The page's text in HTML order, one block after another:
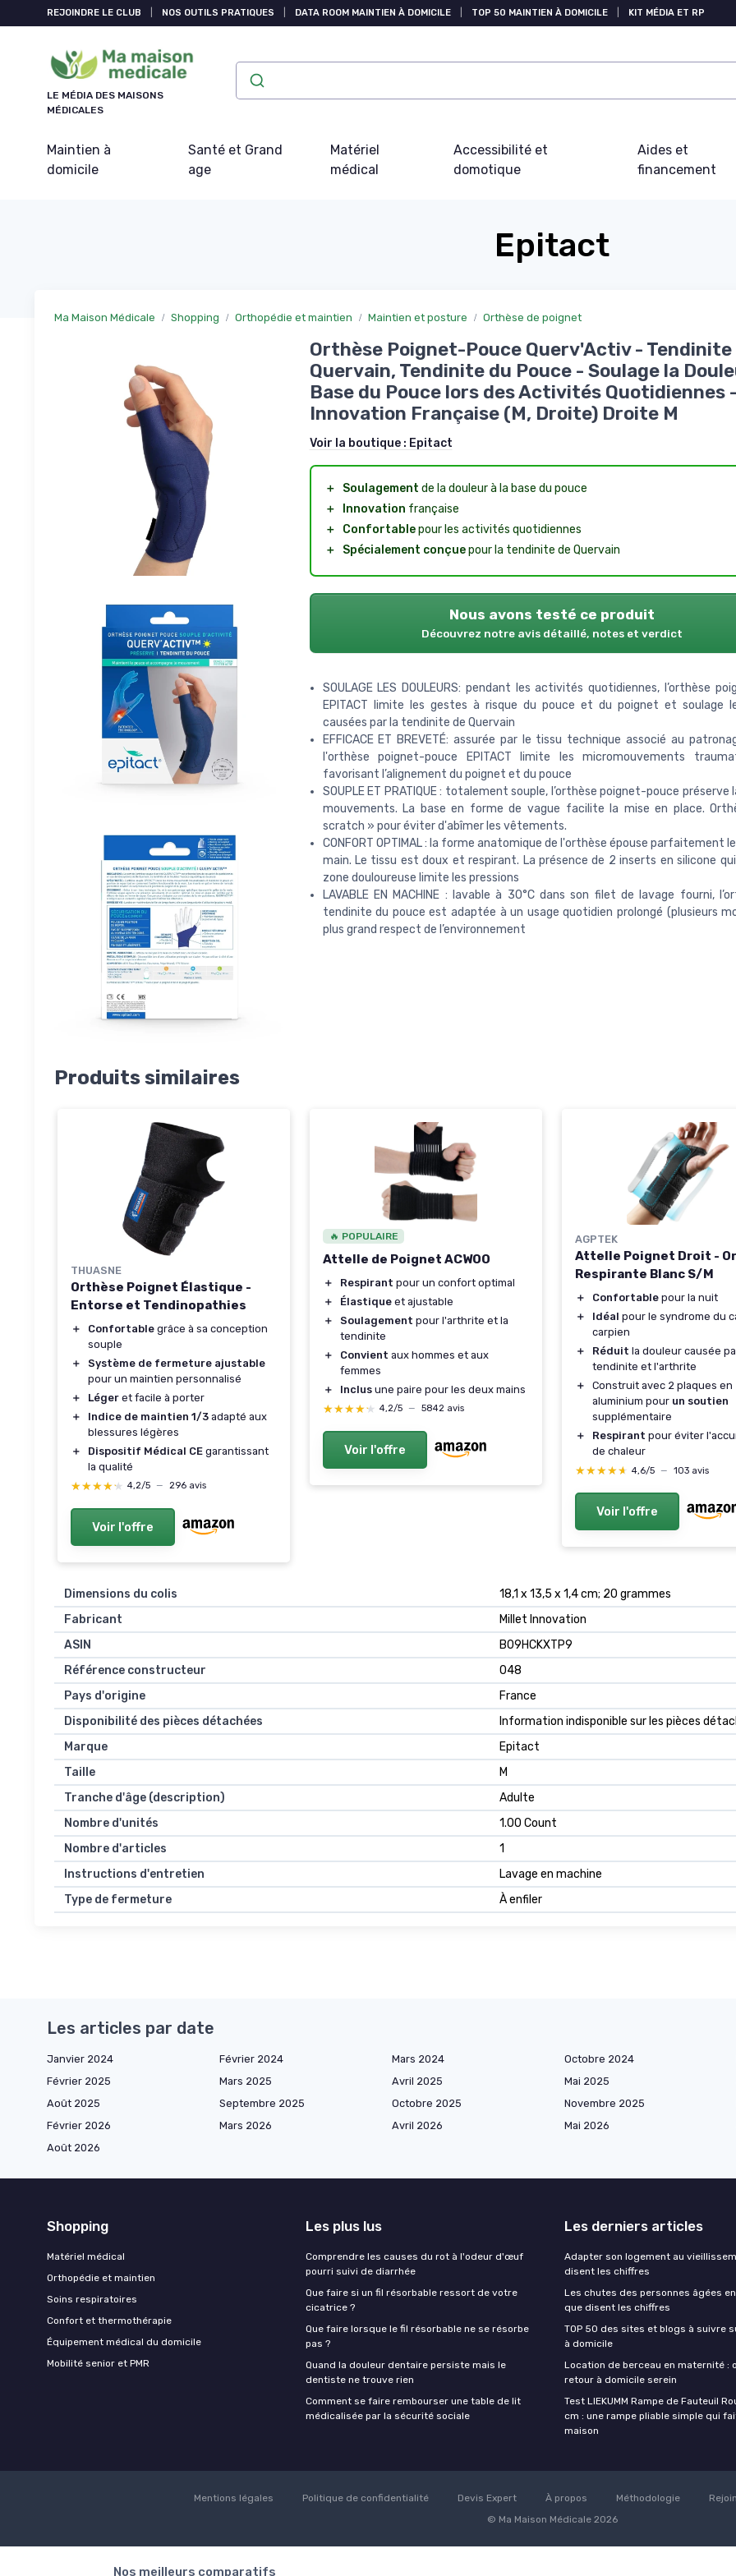
REJOINDRE LE CLUB NOS OUTILS PRATIQUES DATA ROOM MAINTIEN À DOMICILE TOP 50 MAINTIEN À DOMICILE KIT MÉDIA ET RP
LE MÉDIA DES MAISONS
MÉDICALES
Maintien à
domicile
Santé et Grand
age
Matériel
médical
Accessibilité et
domotique
Aides et
financement
Epitact
Ma Maison Médicale Shopping Orthopédie et maintien Maintien et posture Orthèse de poignet
Orthèse Poignet-Pouce Querv'Activ - Tendinite
Quervain, Tendinite du Pouce - Soulage la
Base du Pouce lors des Activités Quotidiennes -
Innovation Française (M, Droite) Droite M
Voir la boutique : Epitact
＋ Soulagement de la douleur à la base du pouce
＋
Innovation française
＋
Confortablepour les activités quotidiennes
＋
Spécialement conçuepour la tendinite de Quervain
Nous avons testé ce produit
Découvrez notre avis détaillé, notes et verdict
SOULAGE LES DOULEURS: pendant les activités quotidiennes, l’orthèse
EPITACT limite les gestes à risque du pouce et du poignet et soulage
causées par la tendinite de Quervain
EFFICACE ET BREVETÉ: assurée par le tissu technique associé au
l'orthèse poignet-pouce EPITACT limite les micromouvements
favorisant l’alignement du poignet et du pouce
SOUPLE ET PRATIQUE : totalement souple, l’orthèse poignet-pouce préserve
mouvements. La base en forme de vague facilite la mise en place.
scratch » pour éviter d'abîmer les vêtements.
CONFORT OPTIMAL : la forme anatomique de l'orthèse épouse parfaitement
main. Le tissu est doux et respirant. La présence de 2 inserts en silicone
zone douloureuse limite les pressions
LAVABLE EN MACHINE : lavable à 30°C dans son filet de lavage fourni,
tendinite du pouce est adaptée à un usage quotidien prolongé (plusieurs
plus grand respect de l’environnement
Produits similaires
THUASNE
Orthèse Poignet Élastique -
Entorse et Tendinopathies
＋ Confortable grâce à sa conception
souple
＋
Système de fermeture ajustable
pour un maintien personnalisé
＋
Léger et facile à porter
＋
Indice de maintien 1/3 adapté aux
blessures légères
＋
Dispositif Médical CE garantissant
la qualité
★★★★★
★★★★★ 4,2/5 — 296 avis
Voir l'offre
🔥 POPULAIRE
Attelle de Poignet ACWOO
＋ Respirant pour un confort optimal
＋
Élastique et ajustable
＋
Soulagement pour l'arthrite et la
tendinite
＋
Convient aux hommes et aux
femmes
＋
Inclus une paire pour les deux mains
★★★★★
★★★★★ 4,2/5 — 5842 avis
Voir l'offre
AGPTEK
Attelle Poignet Droit -
Respirante Blanc S/M
＋ Confortable pour la nuit
＋
Idéal pour le syndrome du
carpien
＋
Réduit la douleur causée
tendinite et l'arthrite
＋
Construit avec 2 plaques en
aluminium pour un soutien
supplémentaire
＋
Respirant pour éviter
de chaleur
★★★★★
★★★★★ 4,6/5 — 103 avis
Voir l'offre
Dimensions du colis
18,1 x 13,5 x 1,4 cm; 20 grammes
Fabricant
Millet Innovation
ASIN
B09HCKXTP9
Référence constructeur
048
Pays d'origine
France
Disponibilité des pièces détachées
Information indisponible sur les pièces
Marque
Epitact
Taille
M
Tranche d'âge (description)
Adulte
Nombre d'unités
1.00 Count
Nombre d'articles
1
Instructions d'entretien
Lavage en machine
Type de fermeture
À enfiler
Les articles par date
Janvier 2024 Février 2024 Mars 2024 Octobre 2024
Février 2025
Mars 2025 Avril 2025 Mai 2025
Août 2025
Septembre 2025 Octobre 2025 Novembre 2025
Février 2026
Mars 2026 Avril 2026 Mai 2026
Août 2026
Shopping
Matériel médical
Orthopédie et maintien
Soins respiratoires
Confort et thermothérapie
Équipement médical du domicile
Mobilité senior et PMR
Les plus lus
Comprendre les causes du rot à l'odeur d'œuf
pourri suivi de diarrhée
Que faire si un fil résorbable ressort de votre
cicatrice ?
Que faire lorsque le fil résorbable ne se résorbe
pas ?
Quand la douleur dentaire persiste mais le
dentiste ne trouve rien
Comment se faire rembourser une table de lit
médicalisée par la sécurité sociale
Les derniers articles
Adapter son logement au
disent les chiffres
Les chutes des personnes âgées
que disent les chiffres
TOP 50 des sites et blogs à suivre
à domicile
Location de berceau en maternité :
retour à domicile serein
Test LIEKUMM Rampe de Fauteuil
cm : une rampe pliable simple qui
maison
Mentions légales Politique de confidentialité Devis Expert À propos Méthodologie
© Ma Maison Médicale 2026
Nos meilleurs comparatifs
Panneau de gestion des cookies